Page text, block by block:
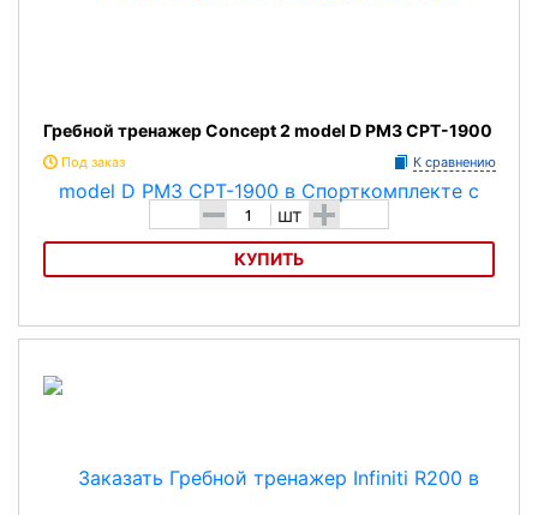
Гребной тренажер Concept 2 model D PM3 CPT-1900
Под заказ К сравнению
- шт +
КУПИТЬ
Гребной тренажер Concept 2 model D PM3 CPT-1900